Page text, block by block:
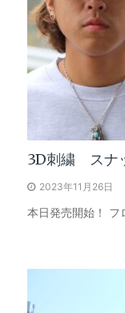
3D刺繍 スナ
2023年11月26日
本日発売開始！